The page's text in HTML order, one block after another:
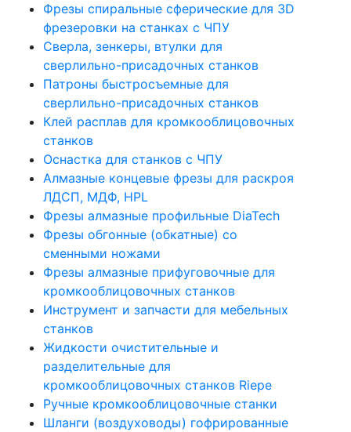
Фрезы спиральные сферические для 3D
фрезеровки на станках с ЧПУ
Сверла, зенкеры, втулки для
сверлильно-присадочных станков
Патроны быстросъемные для
сверлильно-присадочных станков
Клей расплав для кромкооблицовочных
станков
Оснастка для станков с ЧПУ
Алмазные концевые фрезы для раскроя
ЛДСП, МДФ, HPL
Фрезы алмазные профильные DiaTech
Фрезы обгонные (обкатные) со
сменными ножами
Фрезы алмазные прифуговочные для
кромкооблицовочных станков
Инструмент и запчасти для мебельных
станков
Жидкости очистительные и
разделительные для
кромкооблицовочных станков Riepe
Ручные кромкооблицовочные станки
Шланги (воздуховоды) гофрированные